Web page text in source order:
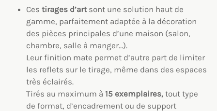
Ces tirages d’artsont une solution haut de
gamme, parfaitement adaptée à la décoration
des pièces principales d’une maison (salon,
chambre, salle à manger…).
Leur finition mate permet d’autre part de limiter
les reflets sur le tirage, même dans des espaces
très éclairés.
Tirés au maximum à 15 exemplaires, tout type
de format, d’encadrement ou de support